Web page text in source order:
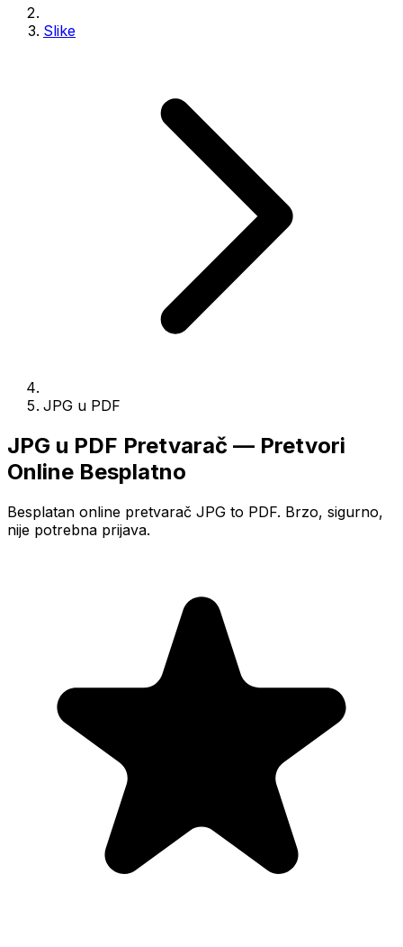
Slike
JPG u PDF
JPG u PDF Pretvarač — Pretvori
Online Besplatno
Besplatan online pretvarač JPG to PDF. Brzo, sigurno,
nije potrebna prijava.